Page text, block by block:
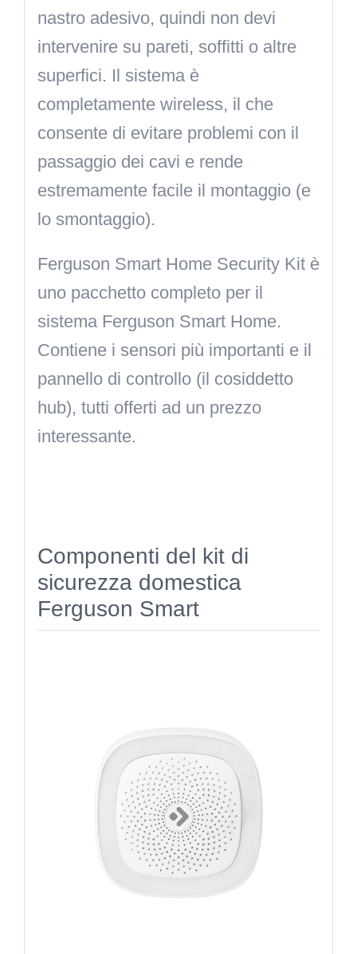
nastro adesivo, quindi non devi
intervenire su pareti, soffitti o altre
superfici. Il sistema è
completamente wireless, il che
consente di evitare problemi con il
passaggio dei cavi e rende
estremamente facile il montaggio (e
lo smontaggio).
Ferguson Smart Home Security Kit è
uno pacchetto completo per il
sistema Ferguson Smart Home.
Contiene i sensori più importanti e il
pannello di controllo (il cosiddetto
hub), tutti offerti ad un prezzo
interessante.
Componenti del kit di
sicurezza domestica
Ferguson Smart